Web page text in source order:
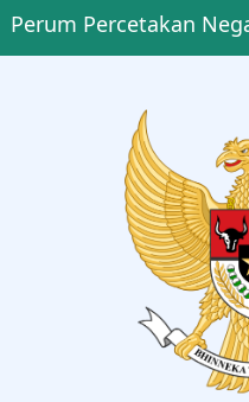
Perum Percetakan